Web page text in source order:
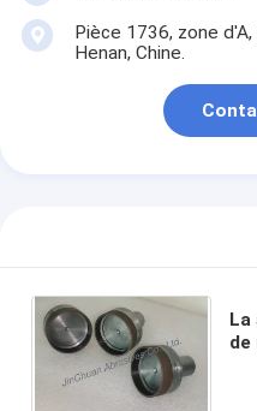
Pièce 1736, zone
Henan, Chine.
La
de